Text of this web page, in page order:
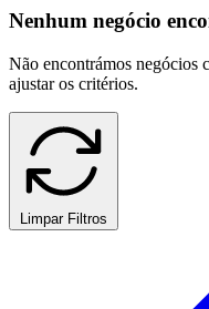
Nenhum negócio
Não encontrámos negócios
ajustar os critérios.
Limpar Filtros